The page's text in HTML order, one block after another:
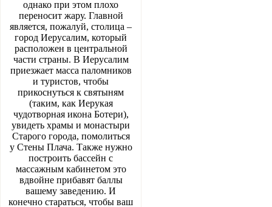
однако при этом плохо
переносит жару. Главной
является, пожалуй, столица –
город Иерусалим, который
расположен в центральной
части страны. В Иерусалим
приезжает масса паломников
и туристов, чтобы
прикоснуться к святыням
(таким, как Иерукая
чудотворная икона Ботери),
увидеть храмы и монастыри
Старого города, помолиться
у Стены Плача. Также нужно
построить бассейн с
массажным кабинетом это
вдвойне прибавят баллы
вашему заведению. И
конечно стараться, чтобы ваш